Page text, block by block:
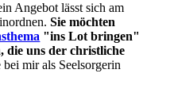
Angebot lässt sich am
Sie möchten
"ins Lot bringen"
die uns der christliche
mir als Seelsorgerin